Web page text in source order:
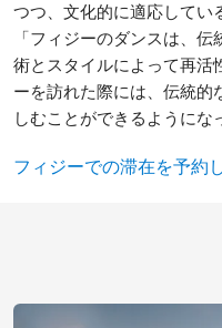
つつ、文化的に適応してい
「フィジーのダンスは、
術とスタイルによって再活
ーを訪れた際には、伝統的
しむことができるようにな
フィジーでの滞在を予約